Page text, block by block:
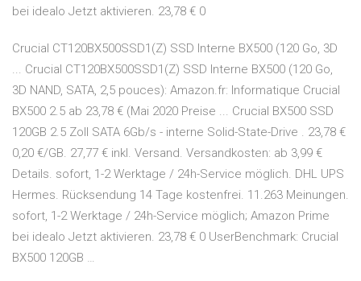
bei idealo Jetzt aktivieren. 23,78 € 0
Crucial CT120BX500SSD1(Z) SSD Interne BX500 (120 Go, 3D
... Crucial CT120BX500SSD1(Z) SSD Interne BX500 (120 Go,
3D NAND, SATA, 2,5 pouces): Amazon.fr: Informatique Crucial
BX500 2.5 ab 23,78 € (Mai 2020 Preise ... Crucial BX500 SSD
120GB 2.5 Zoll SATA 6Gb/s - interne So­lid-Sta­te-Dri­ve . 23,78 €
0,20 €/GB. 27,77 € inkl. Versand. Versandkosten: ab 3,99 €
Details. so­fort, 1-2 Werk­ta­ge / 24h-Ser­vice mög­lich. DHL UPS
Hermes. Rücksendung 14 Tage kostenfrei. 11.263 Meinungen.
so­fort, 1-2 Werk­ta­ge / 24h-Ser­vice mög­lich; Amazon Prime
bei idealo Jetzt aktivieren. 23,78 € 0 UserBenchmark: Crucial
BX500 120GB …